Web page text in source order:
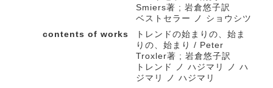
Smiers著 ; 岩倉悠子訳
ベストセラー ノ ショウシツ
contents of works
トレンドの始まりの、始ま
りの、始まり / Peter
Troxler著 ; 岩倉悠子訳
トレンド ノ ハジマリ ノ ハ
ジマリ ノ ハジマリ